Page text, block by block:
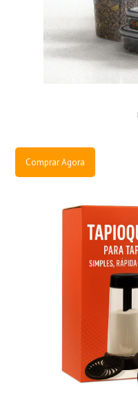
Comprar Agora